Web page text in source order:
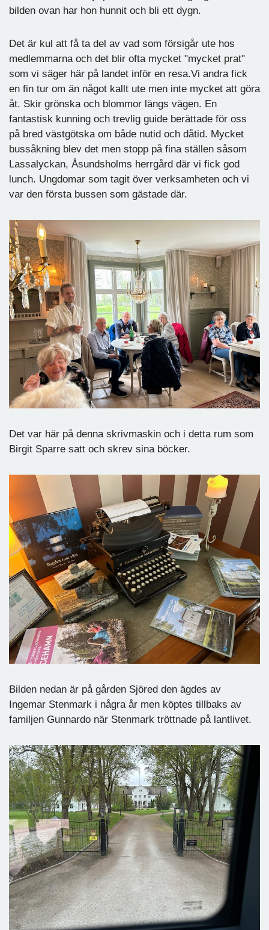
bilden ovan har hon hunnit och bli ett dygn.
Det är kul att få ta del av vad som försigår ute hos
medlemmarna och det blir ofta mycket "mycket prat"
som vi säger här på landet inför en resa.Vi andra fick
en fin tur om än något kallt ute men inte mycket att göra
åt. Skir grönska och blommor längs vägen. En
fantastisk kunning och trevlig guide berättade för oss
på bred västgötska om både nutid och dåtid. Mycket
bussåkning blev det men stopp på fina ställen såsom
Lassalyckan, Åsundsholms herrgård där vi fick god
lunch. Ungdomar som tagit över verksamheten och vi
var den första bussen som gästade där.
Det var här på denna skrivmaskin och i detta rum som
Birgit Sparre satt och skrev sina böcker.
Bilden nedan är på gården Sjöred den ägdes av
Ingemar Stenmark i några år men köptes tillbaks av
familjen Gunnardo när Stenmark tröttnade på lantlivet.